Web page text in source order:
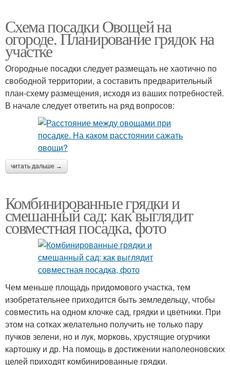
Схема посадки Овощей на
огороде. Планирование грядок на
участке
Огородные посадки следует размещать не хаотично по
свободной территории, а составить предварительный
план-схему размещения, исходя из ваших потребностей.
В начале следует ответить на ряд вопросов:
читать дальше →
Комбинированные грядки и
смешанный сад: как выглядит
совместная посадка, фото
Чем меньше площадь придомового участка, тем
изобретательнее приходится быть земледельцу, чтобы
совместить на одном клочке сад, грядки и цветники. При
этом на сотках желательно получить не только пару
пучков зелени, но и лук, морковь, хрустящие огурчики
картошку и др. На помощь в достижении наполеоновских
целей приходят комбинированные грядки.